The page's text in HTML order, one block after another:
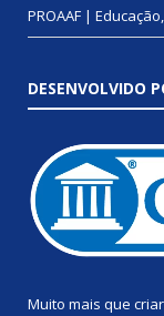
PROAAF |
DESENVOLVIDO
Muito mais que